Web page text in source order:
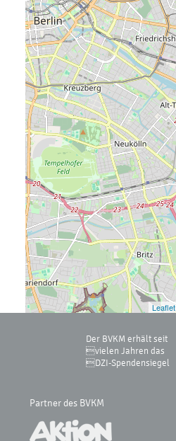
Leaflet
Der BVKM erhält seit
vielen Jahren das
DZI-Spendensiegel
Partner des BVKM